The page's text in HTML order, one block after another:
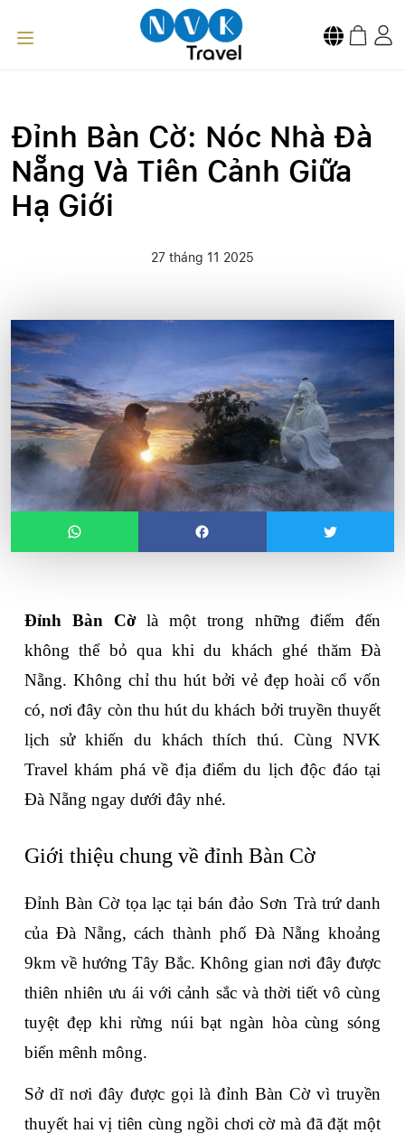
Đỉnh Bàn Cờ: Nóc Nhà Đà
Nẵng Và Tiên Cảnh Giữa
Hạ Giới
27 tháng 11 2025
Đỉnh Bàn Cờ là một trong những điểm đến
không thể bỏ qua khi du khách ghé thăm Đà
Nẵng. Không chỉ thu hút bởi vẻ đẹp hoài cổ vốn
có, nơi đây còn thu hút du khách bởi truyền thuyết
lịch sử khiến du khách thích thú. Cùng NVK
Travel khám phá về địa điểm du lịch độc đáo tại
Đà Nẵng ngay dưới đây nhé.
Giới thiệu chung về đỉnh Bàn Cờ
Đỉnh Bàn Cờ tọa lạc tại bán đảo Sơn Trà trứ danh
của Đà Nẵng, cách thành phố Đà Nẵng khoảng
9km về hướng Tây Bắc. Không gian nơi đây được
thiên nhiên ưu ái với cảnh sắc và thời tiết vô cùng
tuyệt đẹp khi rừng núi bạt ngàn hòa cùng sóng
biển mênh mông.
Sở dĩ nơi đây được gọi là đỉnh Bàn Cờ vì truyền
thuyết hai vị tiên cùng ngồi chơi cờ mà đã đặt một